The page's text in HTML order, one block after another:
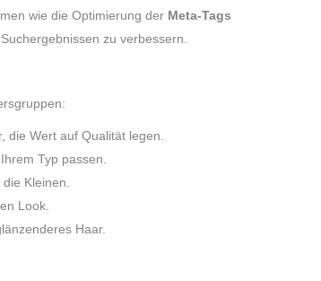
wie die Optimierung der Meta-Tags
zu verbessern.
die Wert auf Qualität legen.
Typ passen.
Kleinen.
Look.
Haar.